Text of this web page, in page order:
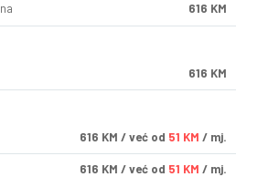
616 KM
616 KM
616 KM / već od 51 KM / mj.
616 KM / već od 51 KM / mj.